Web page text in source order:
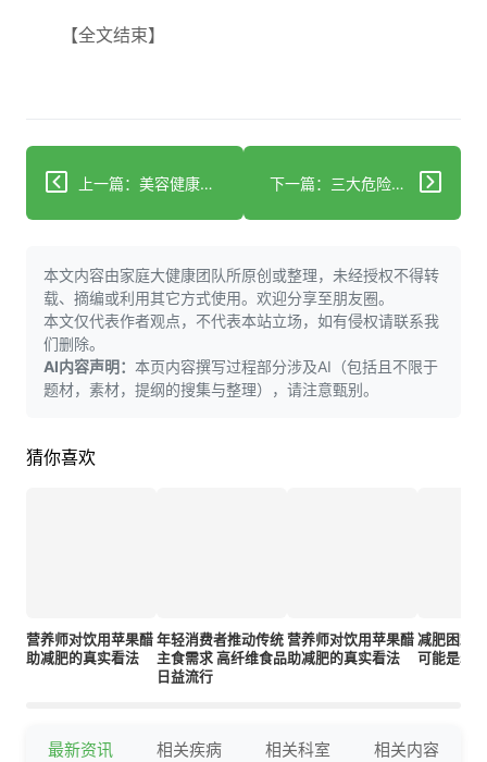
【全文结束】
上一篇：美容健康达人追捧 海藻功效传言是真是假 下一篇：三大危险如厕习惯及为何如厕时应定5分钟计时器
本文内容由家庭大健康团队所原创或整理，未经授权不得转
载、摘编或利用其它方式使用。欢迎分享至朋友圈。
本文仅代表作者观点，不代表本站立场，如有侵权请联系我
们删除。
AI内容声明： 本页内容撰写过程部分涉及AI（包括且不限于
题材，素材，提纲的搜集与整理），请注意甄别。
猜你喜欢
营养师对饮用苹果醋
助减肥的真实看法
年轻消费者推动传统
主食需求 高纤维食品
日益流行
营养师对饮用苹果醋
助减肥的真实看法
减肥困难
可能是罪
最新资讯 相关疾病 相关科室 相关内容